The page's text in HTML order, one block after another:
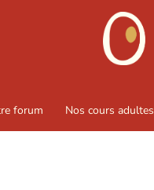
forum Nos cours adultes